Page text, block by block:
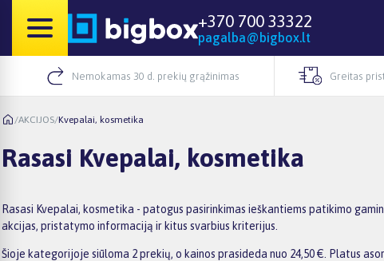
+370 700 33322
pagalba@bigbox.lt
Nemokamas 30 d. prekių grąžinimas Greitas
/AKCIJOS/Kvepalai, kosmetika
Rasasi Kvepalai, kosmetika
Rasasi Kvepalai, kosmetika - patogus pasirinkimas ieškantiems patikimo
akcijas, pristatymo informaciją ir kitus svarbius kriterijus.
Šioje kategorijoje siūloma 2 prekių, o kainos prasideda nuo 24,50 €. Platus